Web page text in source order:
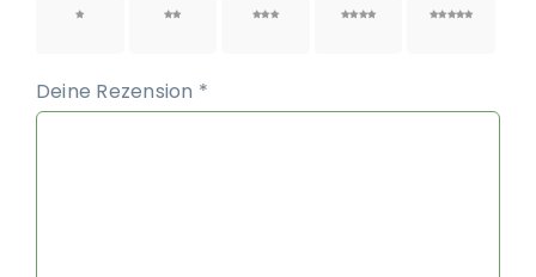
1 von 2 von 3 von 4 von 5 von
Deine Rezension *